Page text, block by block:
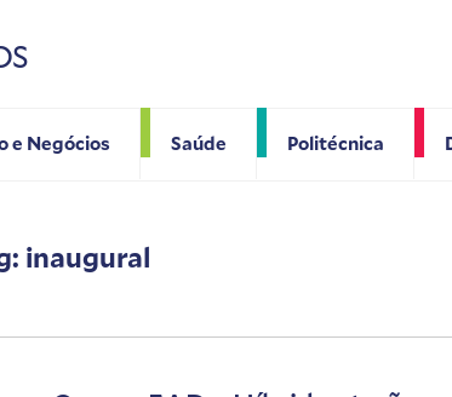
e Negócios Saúde Politécnica
inaugural